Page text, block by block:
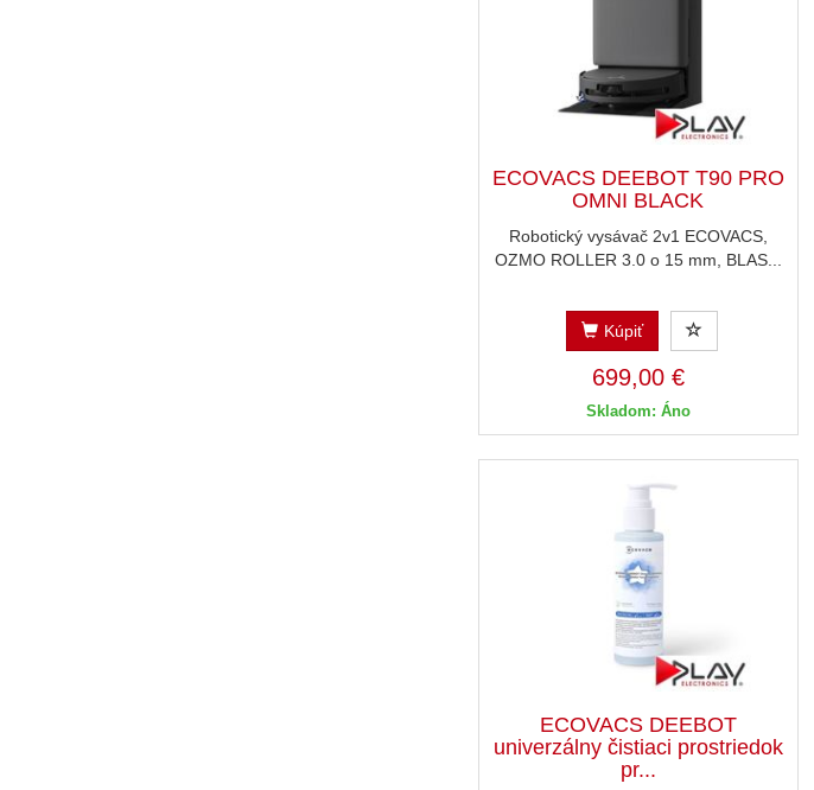
ECOVACS DEEBOT T90 PRO
OMNI BLACK
Robotický vysávač 2v1 ECOVACS,
OZMO ROLLER 3.0 o 15 mm, BLAS...
Kúpiť
699,00 €
Skladom: Áno
ECOVACS DEEBOT
univerzálny čistiaci prostriedok
pr...